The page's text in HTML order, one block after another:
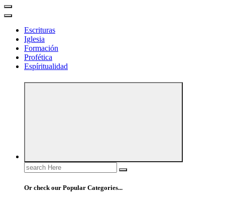
Escrituras
Iglesia
Formación
Profética
Espíritualidad
Search
for:
Or check our Popular Categories...